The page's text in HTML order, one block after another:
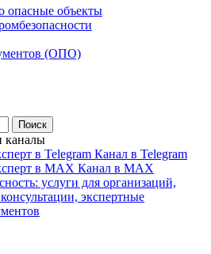
опасные объекты
(ОПО)
Поиск
каналы
Канал в Telegram
Канал в MAX